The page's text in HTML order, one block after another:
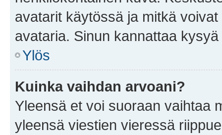
avatarit käytössä ja mitkä
avataria. Sinun kannattaa
Ylös
Kuinka vaihdan arvoani?
Yleensä et voi suoraan vaihtaa
yleensä viestien vieressä